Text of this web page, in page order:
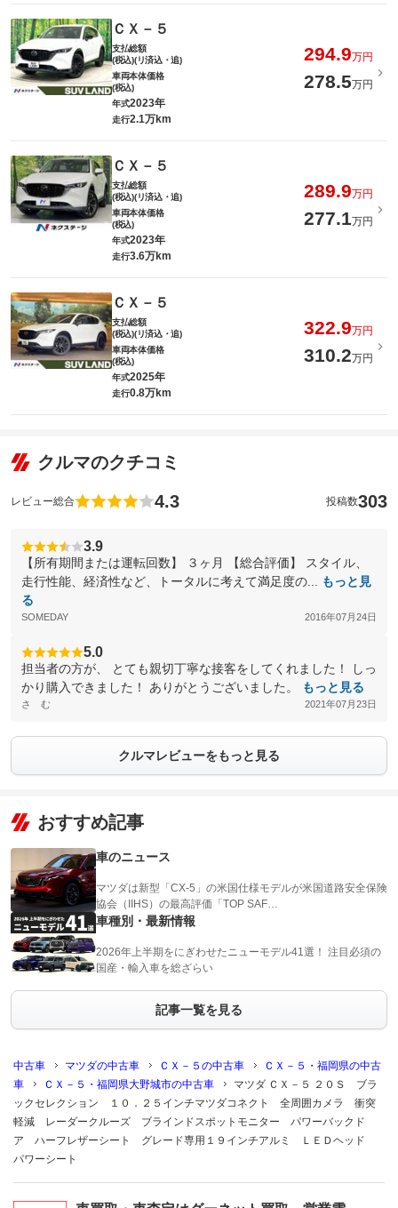
ＣＸ－５
支払総額
(税込)(リ済込・追)
294.9万円
車両本体価格
(税込)
278.5万円
年式2023年
走行2.1万km
ＣＸ－５
支払総額
(税込)(リ済込・追)
289.9万円
車両本体価格
(税込)
277.1万円
年式2023年
走行3.6万km
ＣＸ－５
支払総額
(税込)(リ済込・追)
322.9万円
車両本体価格
(税込)
310.2万円
年式2025年
走行0.8万km
クルマのクチコミ
レビュー総合 4.3 投稿数303
3.9
【所有期間または運転回数】 ３ヶ月 【総合評価】 スタイル、
走行性能、経済性など、トータルに考えて満足度の...
もっと見
る
SOMEDAY 2016年07月24日
5.0
担当者の方が、 とても親切丁寧な接客をしてくれました！ しっ
かり購入できました！ ありがとうございました。
もっと見る
さ む 2021年07月23日
クルマレビューをもっと見る
おすすめ記事
車のニュース
マツダは新型「CX-5」の米国仕様モデルが米国道路安全保険
協会（IIHS）の最高評価「TOP SAF…
車種別・最新情報
2026年上半期をにぎわせたニューモデル41選！ 注目必須の
国産・輸入車を総ざらい
記事一覧を見る
中古車 マツダの中古車 ＣＸ－５の中古車
ＣＸ－５・福岡県の中古
車
ＣＸ－５・福岡県大野城市の中古車
マツダ ＣＸ－５ ２０Ｓ ブラ
ックセレクション １０．２５インチマツダコネクト 全周囲カメラ 衝突
軽減 レーダークルーズ ブラインドスポットモニター パワーバックド
ア ハーフレザーシート グレード専用１９インチアルミ ＬＥＤヘッド
パワーシート